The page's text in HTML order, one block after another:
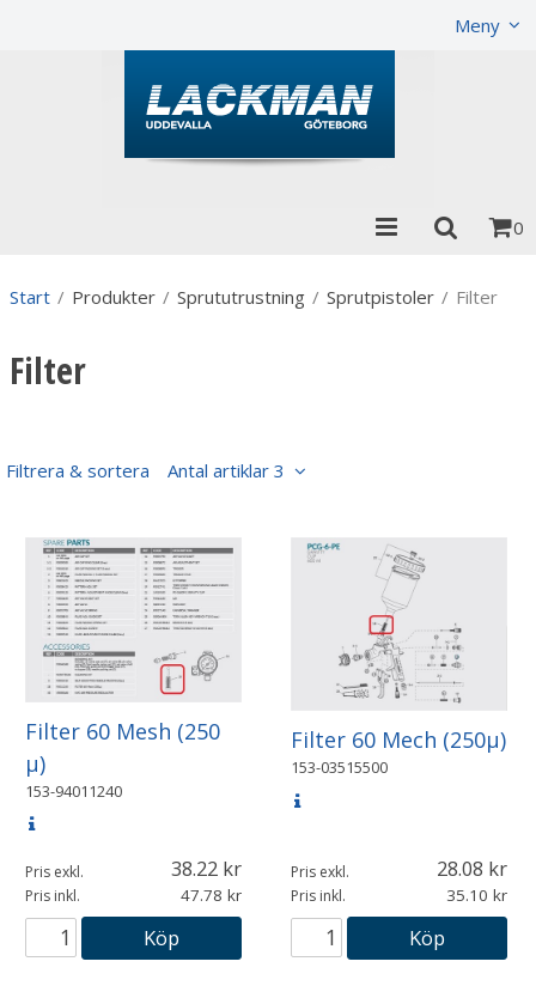
Meny
0
Start / Produkter / Sprututrustning / Sprutpistoler / Filter
Filter
Filtrera & sortera Antal artiklar 3
Filter 60 Mesh (250
µ)
153-94011240
Pris exkl. 38.22
Pris inkl. 47.78
Köp
Filter 60 Mech (250µ)
153-03515500
Pris exkl. 28.08
Pris inkl. 35.10
Köp